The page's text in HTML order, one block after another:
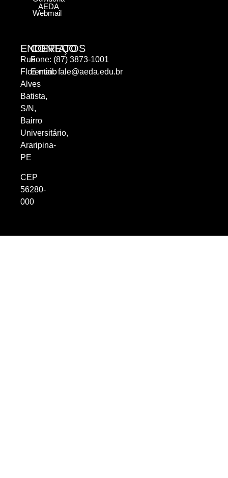
ENDEREÇO
Rua
Florentino
Alves
Batista,
S/N,
Bairro
Universitário,
Araripina-
PE
CEP
56280-
000
CONTATOS
Fone: (87) 3873-1001
E-mail:fale@aeda.edu.br
AEDA
Webmail